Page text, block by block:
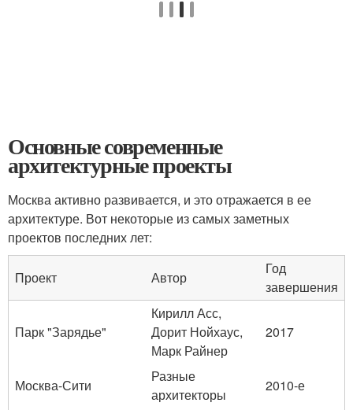
Основные современные
архитектурные проекты
Москва активно развивается, и это отражается в ее
архитектуре. Вот некоторые из самых заметных
проектов последних лет:
Проект Автор
Год
завершения
Парк "Зарядье"
Кирилл Асс,
Дорит Нойхаус,
Марк Райнер
2017
Москва-Сити
Разные
архитекторы
2010-е